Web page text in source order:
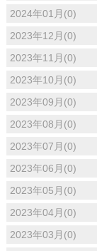
2024年01月(0)
2023年12月(0)
2023年11月(0)
2023年10月(0)
2023年09月(0)
2023年08月(0)
2023年07月(0)
2023年06月(0)
2023年05月(0)
2023年04月(0)
2023年03月(0)